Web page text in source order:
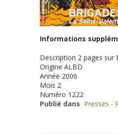
Informations
Description 2 pages sur
Origine ALBD
Année 2006
Mois 2
Numéro 1222
Publié dans Presses -